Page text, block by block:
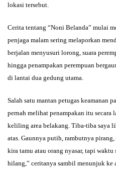
lokasi tersebut.
Cerita tentang “Noni Belanda” mulai
penjaga malam sering melaporkan
berjalan menyusuri lorong, suara
hingga penampakan perempuan
di lantai dua gedung utama.
Salah satu mantan petugas keamanan
pernah melihat penampakan itu secara
keliling area belakang. Tiba-tiba saya
atas. Gaunnya putih, rambutnya
kira tamu atau orang nyasar, tapi waktu
hilang,” ceritanya sambil menunjuk ke